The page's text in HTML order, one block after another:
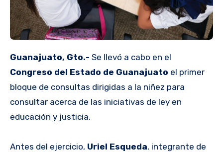
Guanajuato, Gto.- Se llevó a cabo en el
Congreso del Estado de Guanajuato el primer
bloque de consultas dirigidas a la niñez para
consultar acerca de las iniciativas de ley en
educación y justicia.
Antes del ejercicio, Uriel Esqueda, integrante de